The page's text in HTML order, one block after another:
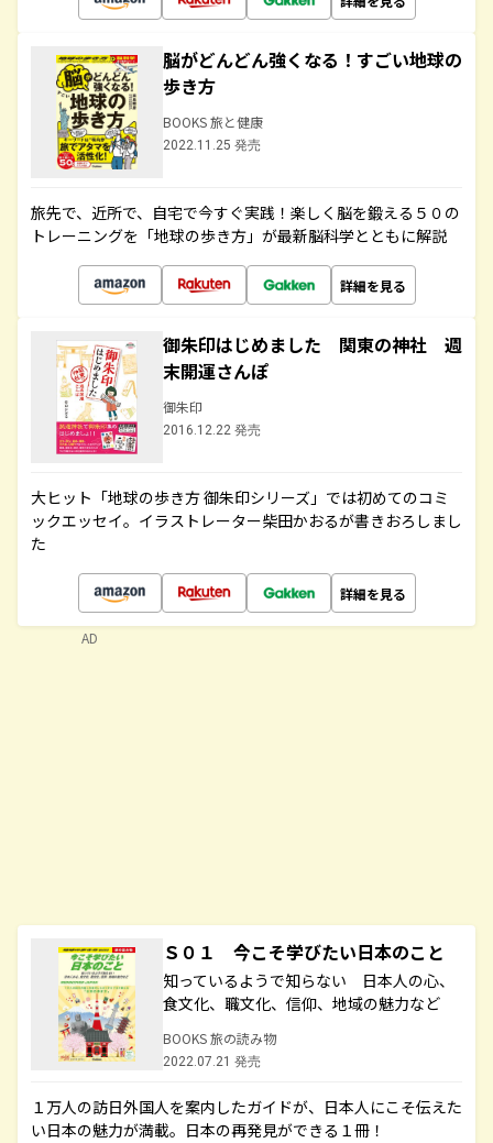
脳がどんどん強くなる！すごい地球の
歩き方
BOOKS 旅と健康
2022.11.25 発売
旅先で、近所で、自宅で今すぐ実践！楽しく脳を鍛える５０の
トレーニングを「地球の歩き方」が最新脳科学とともに解説
詳細を見る
御朱印はじめました 関東の神社 週
末開運さんぽ
御朱印
2016.12.22 発売
大ヒット「地球の歩き方 御朱印シリーズ」では初めてのコミ
ックエッセイ。イラストレーター柴田かおるが書きおろしまし
た
詳細を見る
Ｓ０１ 今こそ学びたい日本のこと
知っているようで知らない 日本人の心、
食文化、職文化、信仰、地域の魅力など
BOOKS 旅の読み物
2022.07.21 発売
１万人の訪日外国人を案内したガイドが、日本人にこそ伝えた
い日本の魅力が満載。日本の再発見ができる１冊！
AD